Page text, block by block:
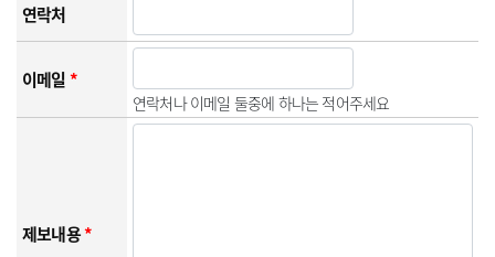
연락처
이메일*
연락처나 이메일 둘중에 하나는 적어주세요
제보내용*